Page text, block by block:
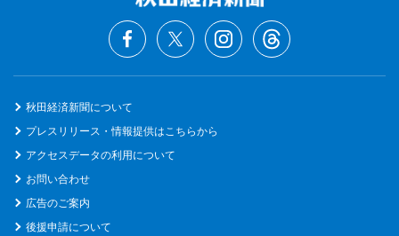
秋田経済新聞について
プレスリリース・情報提供はこちらから
アクセスデータの利用について
お問い合わせ
広告のご案内
後援申請について